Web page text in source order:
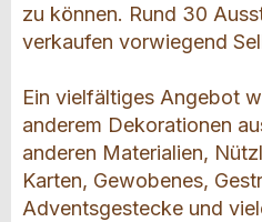
zu können. Rund 30
verkaufen vorwiegend
Ein vielfältiges Angebot
anderem Dekorationen
anderen Materialien,
Karten, Gewobenes,
Adventsgestecke und